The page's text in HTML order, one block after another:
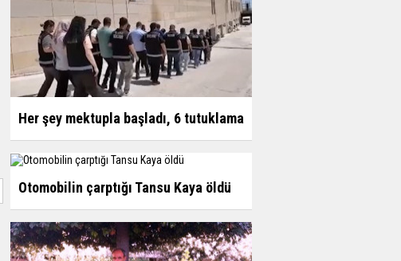
Her şey mektupla başladı, 6 tutuklama
Otomobilin çarptığı Tansu Kaya öldü